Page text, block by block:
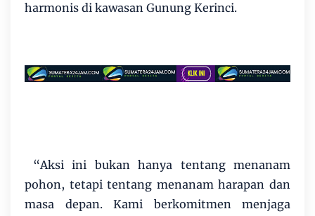
harmonis di kawasan Gunung Kerinci.
“Aksi ini bukan hanya tentang menanam
pohon, tetapi tentang menanam harapan dan
masa depan. Kami berkomitmen menjaga